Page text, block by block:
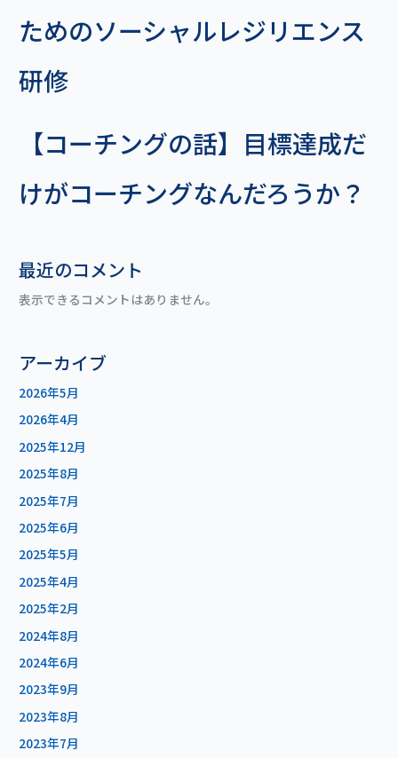
ためのソーシャルレジリエンス
研修
【コーチングの話】目標達成だ
けがコーチングなんだろうか？
最近のコメント
表示できるコメントはありません。
アーカイブ
2026年5月
2026年4月
2025年12月
2025年8月
2025年7月
2025年6月
2025年5月
2025年4月
2025年2月
2024年8月
2024年6月
2023年9月
2023年8月
2023年7月